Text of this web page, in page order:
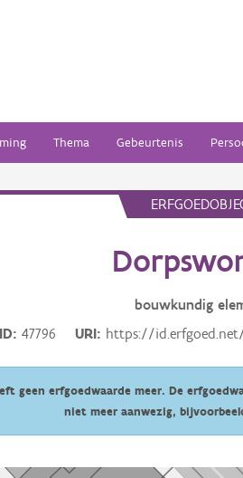
Thema Gebeurtenis
bouwkundig
ID
47796 URI https://
geen erfgoedwaarde meer. De
niet meer aanwezig,